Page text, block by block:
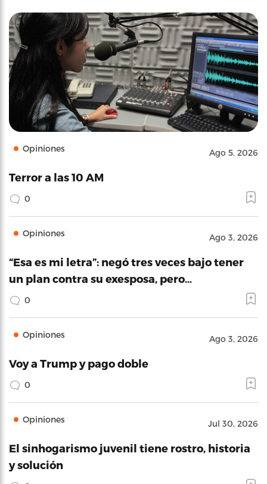
Opiniones Ago 5, 2026
Terror a las 10 AM
0
Opiniones Ago 3, 2026
“Esa es mi letra”: negó tres veces bajo tener
un plan contra su exesposa, pero…
0
Opiniones Ago 3, 2026
Voy a Trump y pago doble
0
Opiniones Jul 30, 2026
El sinhogarismo juvenil tiene rostro, historia
y solución